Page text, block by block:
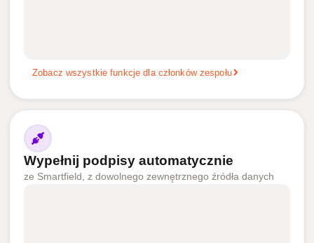
Zobacz wszystkie funkcje dla członków zespołu
Wypełnij podpisy automatycznie
ze Smartfield, z dowolnego zewnętrznego źródła danych